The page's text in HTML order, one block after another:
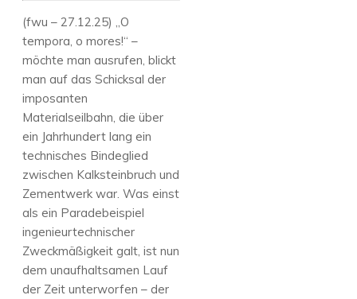
(fwu – 27.12.25) „O
tempora, o mores!“ –
möchte man ausrufen, blickt
man auf das Schicksal der
imposanten
Materialseilbahn, die über
ein Jahrhundert lang ein
technisches Bindeglied
zwischen Kalksteinbruch und
Zementwerk war. Was einst
als ein Paradebeispiel
ingenieurtechnischer
Zweckmäßigkeit galt, ist nun
dem unaufhaltsamen Lauf
der Zeit unterworfen – der